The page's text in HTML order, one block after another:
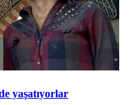
yaşatıyorlar